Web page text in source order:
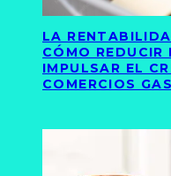
LA
CÓMO REDUCIR
IMPULSAR EL
COMERCIOS